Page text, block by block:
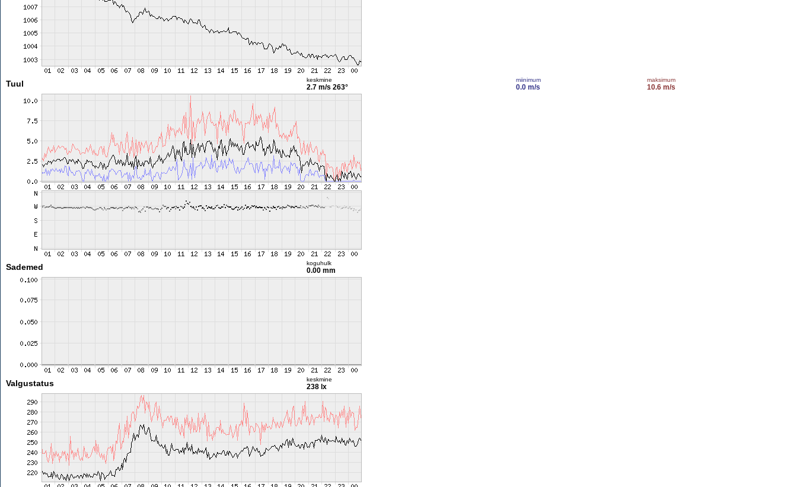
Tuul keskmine
2.7 m/s 263°
miinimum
0.0 m/s
maksimum
10.6 m/s
Sademed koguhulk
0.00 mm
Valgustatus keskmine
238 lx